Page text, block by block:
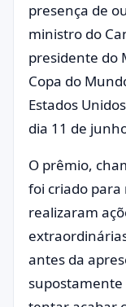
presença de
ministro do
presidente do
Copa do
Estados
dia 11 de
O prêmio,
foi criado
realizaram
antes da
supostamente